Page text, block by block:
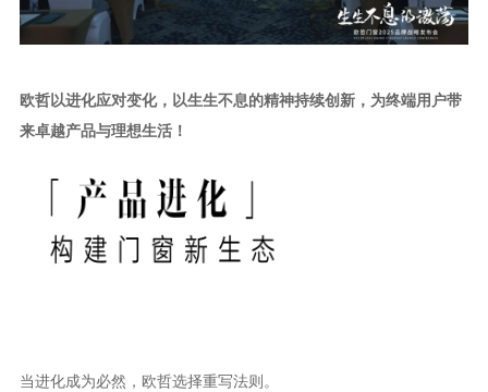
欧哲以进化应对变化，以生生不息的精神持续创新，为终端用户带
来卓越产品与理想生活！
当进化成为必然，欧哲选择重写法则。